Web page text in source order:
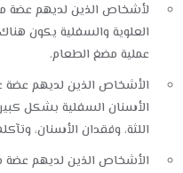
لأشخاص الذين لديهم عضة
العلوية والسفلية يكون
عملية مضغ الطعام.
الأشخاص الذين لديهم عضة
الأسنان السفلية بشكل
اللثة، وفقدان الأسنان،
الأشخاص الذين لديهم عضة